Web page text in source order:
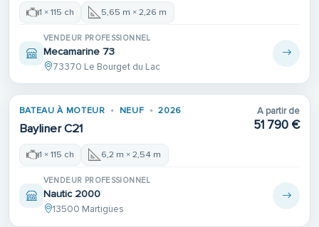
1 × 115 ch 5,65 m × 2,26 m
VENDEUR PROFESSIONNEL
Mecamarine 73
73370 Le Bourget du Lac
BATEAU À MOTEUR NEUF 2026
Bayliner C21
A partir de
51 790 €
1 × 115 ch 6,2 m × 2,54 m
VENDEUR PROFESSIONNEL
Nautic 2000
13500 Martigues